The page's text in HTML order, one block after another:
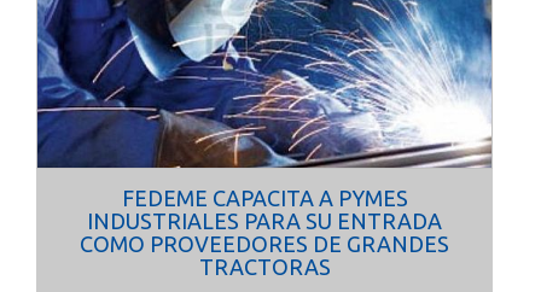
FEDEME CAPACITA A PYMES
INDUSTRIALES PARA SU ENTRADA
COMO PROVEEDORES DE GRANDES
TRACTORAS